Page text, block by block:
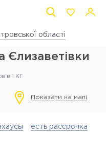
області
Єлизаветівки
в 1 КГ
Показати на мапі
есть рассрочка